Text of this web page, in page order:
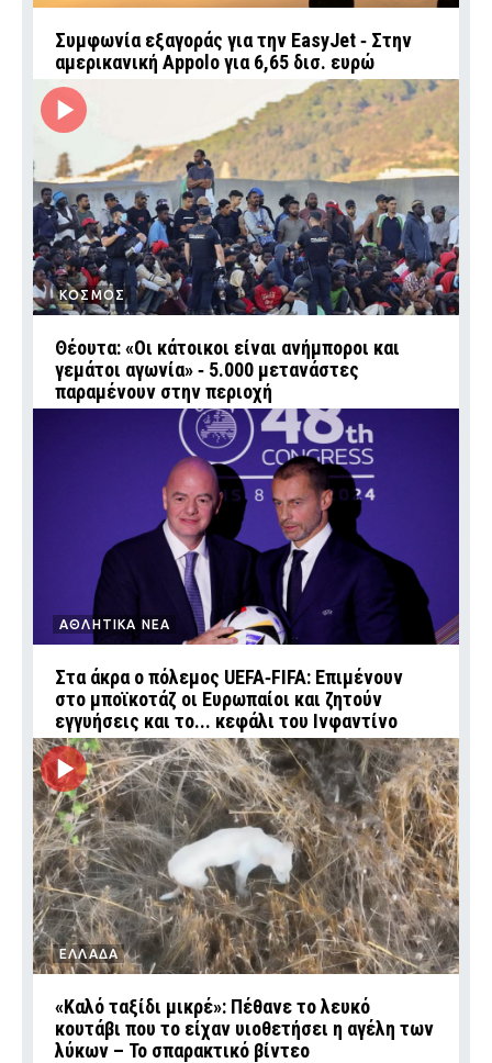
Συμφωνία εξαγοράς για την EasyJet ‑ Στην
αμερικανική Appolo για 6,65 δισ. ευρώ
ΚΟΣΜΟΣ
Θέουτα: «Οι κάτοικοι είναι ανήμποροι και
γεμάτοι αγωνία» ‑ 5.000 μετανάστες
παραμένουν στην περιοχή
ΑΘΛΗΤΙΚΑ ΝΕΑ
Στα άκρα ο πόλεμος UEFA‑FIFA: Επιμένουν
στο μποϊκοτάζ οι Ευρωπαίοι και ζητούν
εγγυήσεις και το... κεφάλι του Ινφαντίνο
ΕΛΛΑΔΑ
«Καλό ταξίδι μικρέ»: Πέθανε το λευκό
κουτάβι που το είχαν υιοθετήσει η αγέλη των
λύκων – Το σπαρακτικό βίντεο